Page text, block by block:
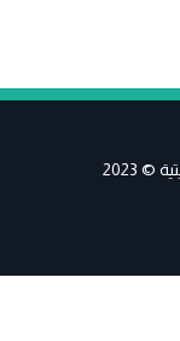
2023